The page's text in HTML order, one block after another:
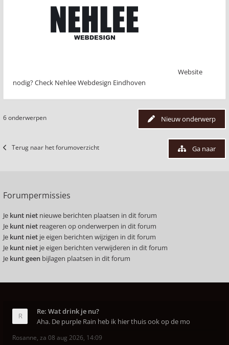
Website
nodig? Check Nehlee Webdesign Eindhoven
Nieuw onderwerp
6 onderwerpen
Terug naar het forumoverzicht Ga naar
Forumpermissies
Je kunt niet nieuwe berichten plaatsen in dit forum
Je kunt niet reageren op onderwerpen in dit forum
Je kunt niet je eigen berichten wijzigen in dit forum
Je kunt niet je eigen berichten verwijderen in dit forum
Je kunt geen bijlagen plaatsen in dit forum
Re: Wat drink je nu?
Aha. De purple Rain heb ik hier thuis ook op de mo
Rosanne, za 08 aug 2026, 14:09